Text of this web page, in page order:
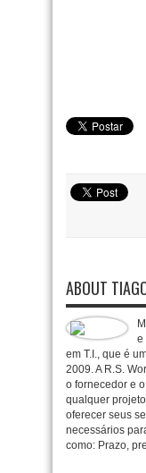
ABOUT
e
em T.I., que é
2009. A R.S.
o fornecedor e
qualquer
oferecer seus
necessários
como: Prazo,